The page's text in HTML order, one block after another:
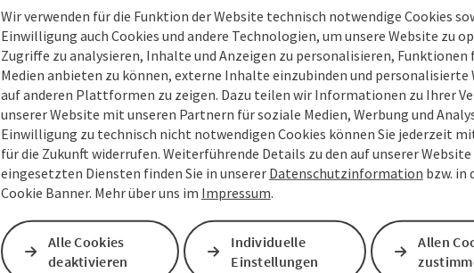
Wir verwenden für die Funktion der Website technisch notwendige Cookies
Einwilligung auch Cookies und andere Technologien, um unsere Website zu
Zugriffe zu analysieren, Inhalte und Anzeigen zu personalisieren, Funktionen
Medien anbieten zu können, externe Inhalte einzubinden und personalisierte
auf anderen Plattformen zu zeigen. Dazu teilen wir Informationen zu Ihrer
unserer Website mit unseren Partnern für soziale Medien, Werbung und
Einwilligung zu technisch nicht notwendigen Cookies können Sie jederzeit
für die Zukunft widerrufen. Weiterführende Details zu den auf unserer Website
eingesetzten Diensten finden Sie in unserer Datenschutzinformation bzw. in
Cookie Banner. Mehr über uns im Impressum.
Alle Cookies
deaktivieren
Individuelle
Einstellungen
Allen